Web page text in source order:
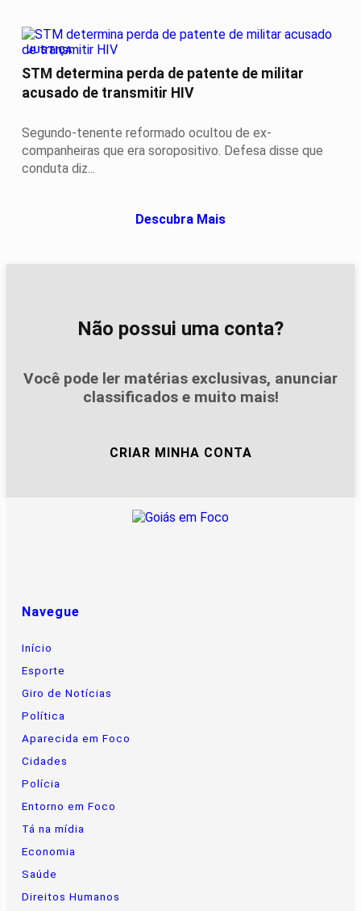
JUSTIÇA
STM determina perda de patente de militar
acusado de transmitir HIV
Segundo-tenente reformado ocultou de ex-
companheiras que era soropositivo. Defesa disse que
conduta diz...
Descubra Mais
Não possui uma conta?
Você pode ler matérias exclusivas, anunciar
classificados e muito mais!
CRIAR MINHA CONTA
Navegue
Início
Esporte
Giro de Notícias
Política
Aparecida em Foco
Cidades
Polícia
Entorno em Foco
Tá na mídia
Economia
Saúde
Direitos Humanos